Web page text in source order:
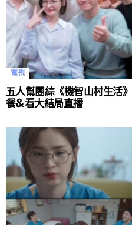
電視
五人幫團綜《機智山村生活
餐&看大結局直播